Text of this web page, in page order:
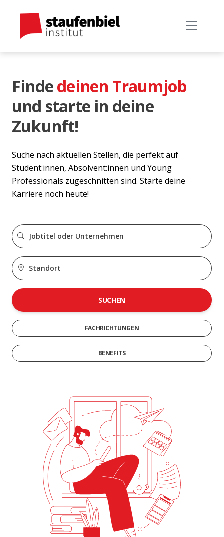
Findedeinen Traumjob
und starte in deine
Zukunft!
Suche nach aktuellen Stellen, die perfekt auf
Student:innen, Absolvent:innen und Young
Professionals zugeschnitten sind. Starte deine
Karriere noch heute!
SUCHEN
FACHRICHTUNGEN
BENEFITS